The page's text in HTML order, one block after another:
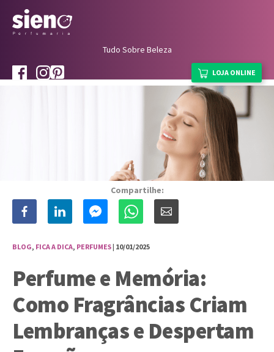
Tudo Sobre Beleza
LOJA ONLINE
Compartilhe:
BLOG, FICA A DICA, PERFUMES| 10/01/2025
Perfume e Memória:
Como Fragrâncias Criam
Lembranças e Despertam